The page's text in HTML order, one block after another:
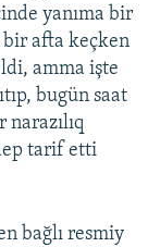
yanıma bir
bir afta keçken
amma işte
bugün saat
tarif etti
bağlı resmiy